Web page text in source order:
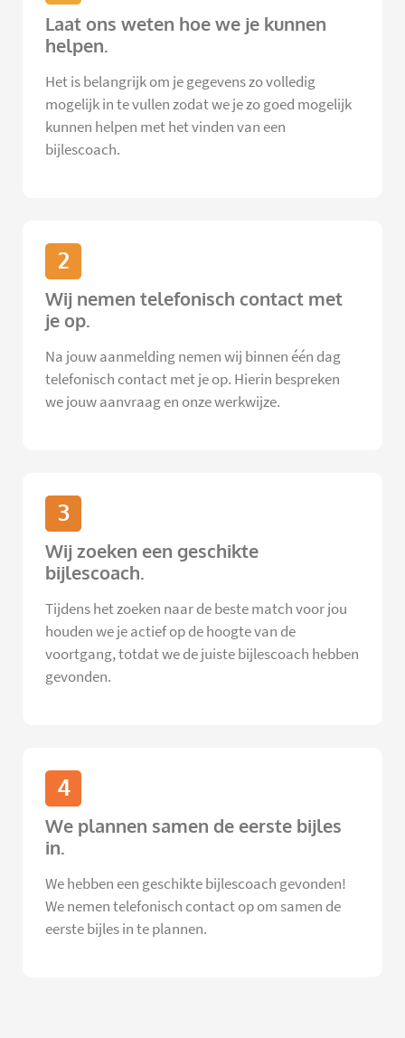
Laat ons weten hoe we je kunnen
helpen.
Het is belangrijk om je gegevens zo volledig
mogelijk in te vullen zodat we je zo goed mogelijk
kunnen helpen met het vinden van een
bijlescoach.
2
Wij nemen telefonisch contact met
je op.
Na jouw aanmelding nemen wij binnen één dag
telefonisch contact met je op. Hierin bespreken
we jouw aanvraag en onze werkwijze.
3
Wij zoeken een geschikte
bijlescoach.
Tijdens het zoeken naar de beste match voor jou
houden we je actief op de hoogte van de
voortgang, totdat we de juiste bijlescoach hebben
gevonden.
4
We plannen samen de eerste bijles
in.
We hebben een geschikte bijlescoach gevonden!
We nemen telefonisch contact op om samen de
eerste bijles in te plannen.